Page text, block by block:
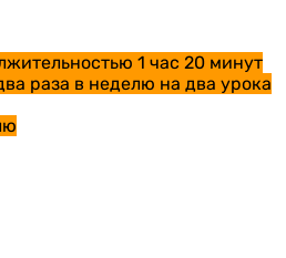
1 час 20 минут
раза в неделю на два урока